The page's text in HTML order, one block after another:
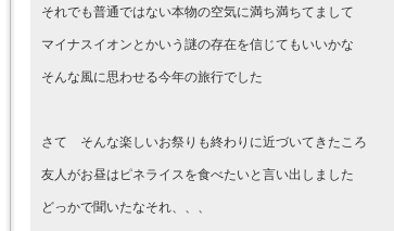
それでも普通ではない本物の空気に満ち満ちてまして
マイナスイオンとかいう謎の存在を信じてもいいかな
そんな風に思わせる今年の旅行でした
さて そんな楽しいお祭りも終わりに近づいてきたころ
友人がお昼はピネライスを食べたいと言い出しました
どっかで聞いたなそれ、、、